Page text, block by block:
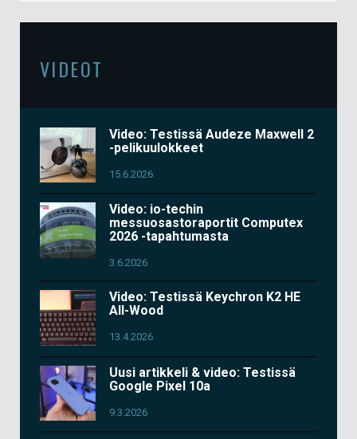
VIDEOT
Video: Testissä Audeze Maxwell 2
-pelikuulokkeet
15.6.2026
Video: io-techin
messuosastoraportit Computex
2026 -tapahtumasta
3.6.2026
Video: Testissä Keychron K2 HE
All-Wood
13.4.2026
Uusi artikkeli & video: Testissä
Google Pixel 10a
9.3.2026